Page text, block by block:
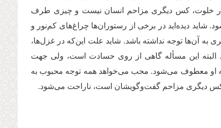
خلوت، کس دیگری مزاحم انسان نیست و چیزی طرف
شاید دیده‌اید در برخی از رستوران‌ها چراغ‌های کم‌نور و
به آن‌ها توجه نداشته باشد. شاید علت‌ این‌که در غزل‌ها،
البته این مسأله گاهی از روی حسادت است، ولی جهت
به او معطوف می‌شود. محب می‌خواهد همه توجه محبوب به
کس دیگری مزاحم گفت‌وگویشان است، ناراحت می‌شود.